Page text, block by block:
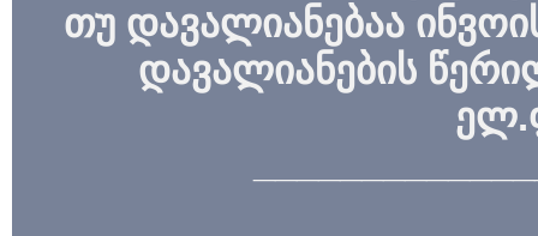
თუ დავალიანებაა
დავალიანების